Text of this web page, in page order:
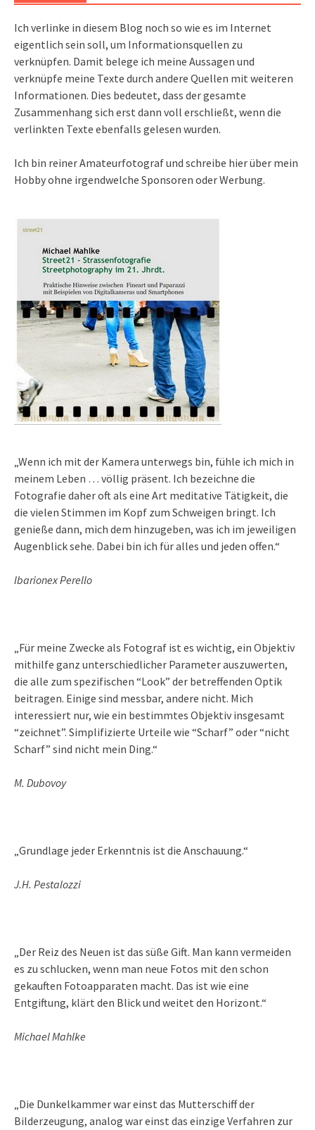
Ich verlinke in diesem Blog noch so wie es im Internet
eigentlich sein soll, um Informationsquellen zu
verknüpfen. Damit belege ich meine Aussagen und
verknüpfe meine Texte durch andere Quellen mit weiteren
Informationen. Dies bedeutet, dass der gesamte
Zusammenhang sich erst dann voll erschließt, wenn die
verlinkten Texte ebenfalls gelesen wurden.
Ich bin reiner Amateurfotograf und schreibe hier über mein
Hobby ohne irgendwelche Sponsoren oder Werbung.
„Wenn ich mit der Kamera unterwegs bin, fühle ich mich in
meinem Leben … völlig präsent. Ich bezeichne die
Fotografie daher oft als eine Art meditative Tätigkeit, die
die vielen Stimmen im Kopf zum Schweigen bringt. Ich
genieße dann, mich dem hinzugeben, was ich im jeweiligen
Augenblick sehe. Dabei bin ich für alles und jeden offen.“
Ibarionex Perello
„Für meine Zwecke als Fotograf ist es wichtig, ein Objektiv
mithilfe ganz unterschiedlicher Parameter auszuwerten,
die alle zum spezifischen “Look” der betreffenden Optik
beitragen. Einige sind messbar, andere nicht. Mich
interessiert nur, wie ein bestimmtes Objektiv insgesamt
“zeichnet”. Simplifizierte Urteile wie “Scharf” oder “nicht
Scharf” sind nicht mein Ding.“
M. Dubovoy
„Grundlage jeder Erkenntnis ist die Anschauung.“
J.H. Pestalozzi
„Der Reiz des Neuen ist das süße Gift. Man kann vermeiden
es zu schlucken, wenn man neue Fotos mit den schon
gekauften Fotoapparaten macht. Das ist wie eine
Entgiftung, klärt den Blick und weitet den Horizont.“
Michael Mahlke
„Die Dunkelkammer war einst das Mutterschiff der
Bilderzeugung, analog war einst das einzige Verfahren zur